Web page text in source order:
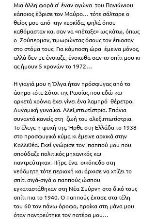
Μια άλλη φορά σ’ έναν αγώνα  του Πανιώνιου
κάποιος έβρισε τον Μαύρο… τότε σάλταρε ο
θείος μου από  την κερκίδα, ψηλά όπου
καθόμασταν και σαν να «πέταξε» ως κάτω, όπως
ο  Σούπερμαν, τιμωρώντας όσους τον έπιασαν
στο στόμα τους. Για κάμποση ώρα  έμεινα μόνος,
αλλά δεν με ένοιαζε, ένοιωθα σαν το σπίτι μου κι
ας ήμουν 5 χρονών το 1972…
Η γιαγιά μου η Όλγα ήταν πρόσφυγας από το
άσημο τότε Σότσι της Ρωσίας που εδώ και
αρκετά χρόνια έχει γίνει ένα λαμπρό  θέρετρο.
Δυναμική γυναίκα. Αλεξιπτωτίστρια. Σπάνια
συναντά κανείς στη  ζωή του αλεξιπτωτίστρια.
Το έλεγε η ψυχή της. Ήρθε στη Ελλάδα το 1938
στο προσφυγικό κύμα κι έμεινε αρχικά στην
Καλλιθέα. Εκεί γνώρισε τον  παππού μου που
σπούδαζε πολιτικός μηχανικός και
παντρεύτηκαν. Πήρε ένα  οικόπεδο στη
νεόδμητη τότε περιοχή και άρχισε να χτίζει το
σπίτι σιγά-σιγά ο παππούς ώσπου
εγκαταστάθηκαν στη Νέα Σμύρνη στο δικό τους
σπίτι πια το 1940. Ο παππούς έχτισε στα τέλη
του 60 τον πάνω όροφο, προίκα στη μάνα μου
όταν παντρεύτηκε τον πατέρα μου…